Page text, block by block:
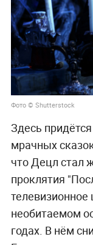
Фото © Shutterstock
Здесь
мрачных
что Децл стал
проклятия
необитаемом
годах. В нём